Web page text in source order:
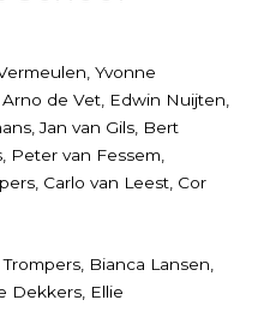
Yvonne
de Vet, Edwin Nuijten,
Jan van Gils, Bert
Peter van Fessem,
Carlo van Leest, Cor
Bianca Lansen,
Dekkers, Ellie